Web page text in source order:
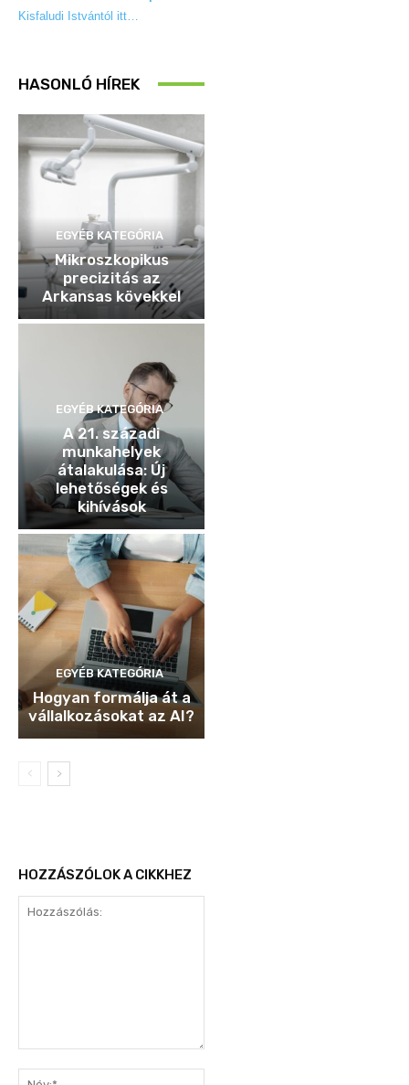
Kisfaludi Istvántól itt…
HASONLÓ HÍREK
EGYÉB KATEGÓRIA
Mikroszkopikus
precizitás az
Arkansas kövekkel
EGYÉB KATEGÓRIA
A 21. századi
munkahelyek
átalakulása: Új
lehetőségek és
kihívások
EGYÉB KATEGÓRIA
Hogyan formálja át a
vállalkozásokat az AI?
HOZZÁSZÓLOK A CIKKHEZ